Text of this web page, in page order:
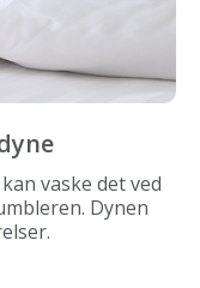
vaske det ved
Dynen